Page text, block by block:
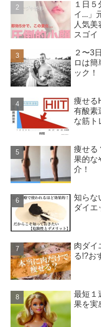
１日
イ...」
人気
スゴイ
２〜3
ロは簡
ック！
痩せる
有酸素
な筋ト
痩せる
果的な
介！
知らな
ダイエ
肉ダイ
る!?お
最短１
果を実